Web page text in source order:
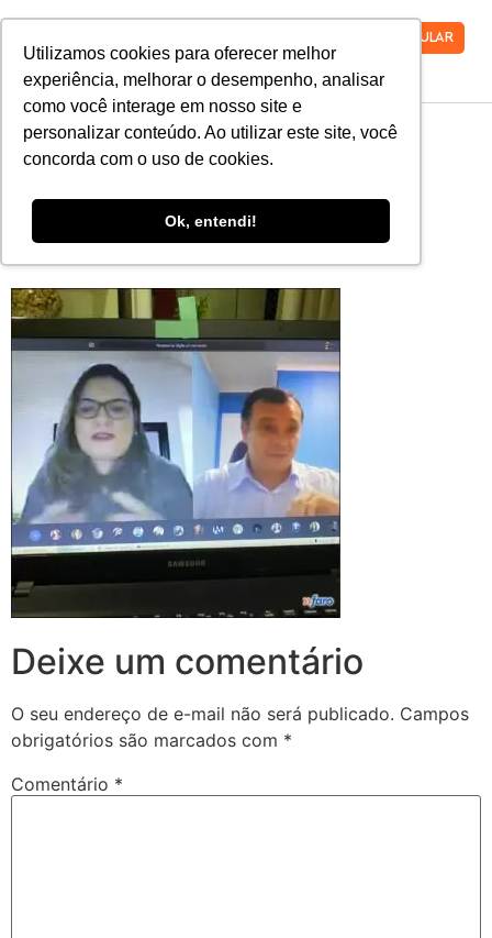
Utilizamos cookies para oferecer melhor
experiência, melhorar o desempenho, analisar
como você interage em nosso site e
personalizar conteúdo. Ao utilizar este site, você
concorda com o uso de cookies.
Ok, entendi!
VESTIBULAR
WhatsApp-Image-
2020-06-05-at-
19.04.09
Deixe um comentário
O seu endereço de e-mail não será publicado. Campos
obrigatórios são marcados com *
Comentário *